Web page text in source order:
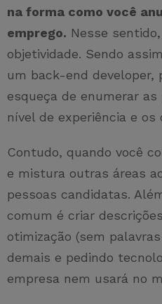
na forma como você
emprego. Nesse
objetividade. Sendo
um back-end developer,
esqueça de enumerar
nível de experiência e os
Contudo, quando você
e mistura outras áreas
pessoas candidatas.
comum é criar
otimização (sem
demais e pedindo
empresa nem usará no